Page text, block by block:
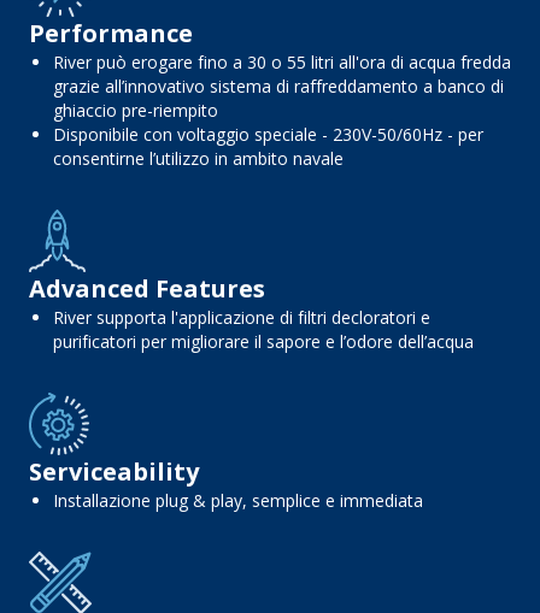
Performance
River può erogare fino a 30 o 55 litri all'ora di acqua fredda
grazie all’innovativo sistema di raffreddamento a banco di
ghiaccio pre-riempito
Disponibile con voltaggio speciale - 230V-50/60Hz - per
consentirne l’utilizzo in ambito navale
Advanced Features
River supporta l'applicazione di filtri decloratori e
purificatori per migliorare il sapore e l’odore dell’acqua
Serviceability
Installazione plug & play, semplice e immediata